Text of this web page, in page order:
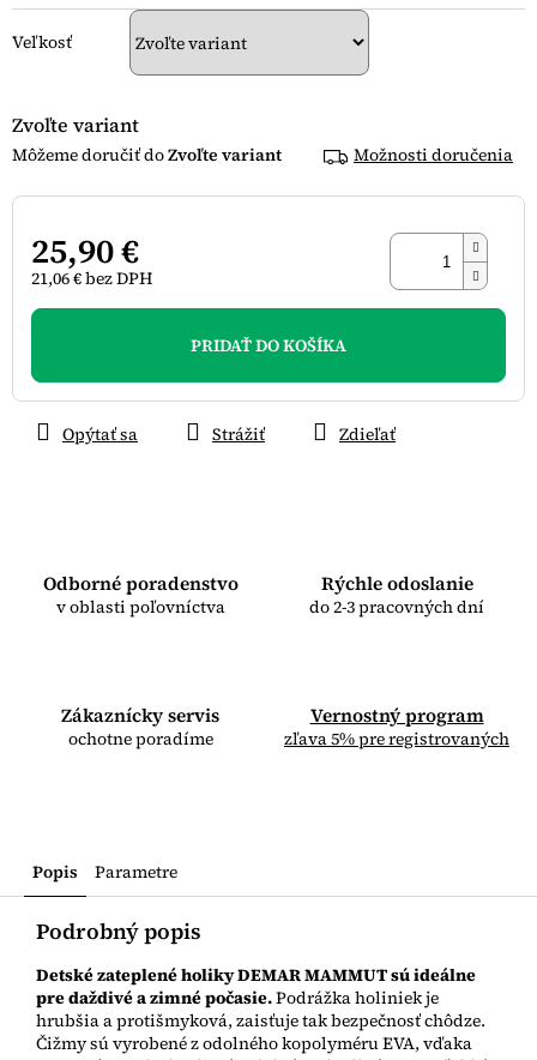
Veľkosť
Zvoľte variant
Zvoľte variant Možnosti doručenia
25,90 €
21,06 € bez DPH
Jednotková
PRIDAŤ DO KOŠÍKA
Odborné poradenstvo
v oblasti poľovníctva
Rýchle odoslanie
do 2-3 pracovných dní
Zákaznícky servis
ochotne poradíme
Vernostný program
zľava 5% pre registrovaných
Opýtať sa Strážiť Zdieľať
Popis Parametre
Podrobný popis
Detské zateplené holiky DEMAR MAMMUT sú ideálne
pre daždivé a zimné počasie.Podrážka holiniek je
hrubšia a protišmyková, zaisťuje tak bezpečnosť chôdze.
Čižmy sú vyrobené z odolného kopolyméru EVA, vďaka